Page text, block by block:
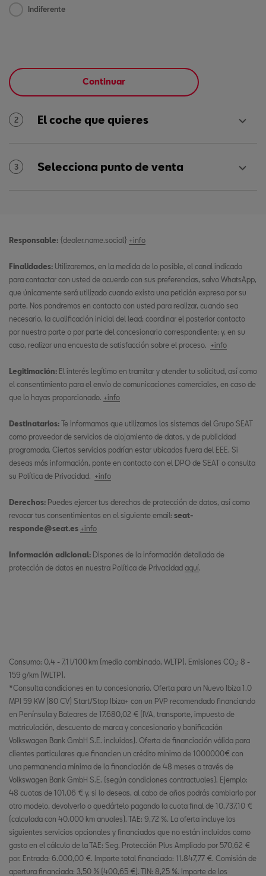
Indiferente
Continuar
2 El coche que quieres
3 Selecciona punto de venta
Responsable: {dealer.name.social} +info
Finalidades: Utilizaremos, en la medida de lo posible, el canal indicado
para contactar con usted de acuerdo con sus preferencias, salvo WhatsApp,
que únicamente será utilizado cuando exista una petición expresa por su
parte. Nos pondremos en contacto con usted para realizar, cuando sea
necesario, la cualificación inicial del lead; coordinar el posterior contacto
por nuestra parte o por parte del concesionario correspondiente; y, en su
caso, realizar una encuesta de satisfacción sobre el proceso. +info
Legitimación: El interés legítimo en tramitar y atender tu solicitud, así como
el consentimiento para el envío de comunicaciones comerciales, en caso de
que lo hayas proporcionado. +info
Destinatarios: Te informamos que utilizamos los sistemas del Grupo SEAT
como proveedor de servicios de alojamiento de datos, y de publicidad
programada. Ciertos servicios podrían estar ubicados fuera del EEE. Si
deseas más información, ponte en contacto con el DPO de SEAT o consulta
su Política de Privacidad. +info
Derechos: Puedes ejercer tus derechos de protección de datos, así como
revocar tus consentimientos en el siguiente email: seat-
responde@seat.es +info
Información adicional: Dispones de la información detallada de
protección de datos en nuestra Política de Privacidad aquí
Consumo: 0,4 - 7,1 l/100 km (medio combinado, WLTP). Emisiones CO₂: 8 -
159 g/km (WLTP).
*Consulta condiciones en tu concesionario. Oferta para un Nuevo Ibiza 1.0
MPI 59 KW (80 CV) Start/Stop Ibiza+ con un PVP recomendado financiando
en Península y Baleares de 17.680,02 € (IVA, transporte, impuesto de
matriculación, descuento de marca y concesionario y bonificación
Volkswagen Bank GmbH S.E. incluidos). Oferta de financiación válida para
clientes particulares que financien un crédito mínimo de 1000000€ con
una permanencia mínima de la financiación de 48 meses a través de
Volkswagen Bank GmbH S.E. (según condiciones contractuales). Ejemplo:
48 cuotas de 101,06 € y, si lo deseas, al cabo de años podrás cambiarlo por
otro modelo, devolverlo o quedártelo pagando la cuota final de 10.737,10 €
(calculada con 40.000 km anuales). TAE: 9,72 %. La oferta incluye los
siguientes servicios opcionales y financiados que no están incluidos como
gasto en el cálculo de la TAE: Seg. Protección Plus Ampliado por 570,62 €
por. Entrada: 6.000,00 €. Importe total financiado: 11.847,77 €. Comisión de
apertura financiada: 3,50 % (400,65 €). TIN: 8,25 %. Importe de los